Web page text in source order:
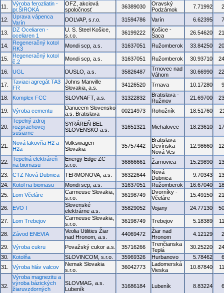
11.
Výroba ferozliatin -
pr.ŠIROKÁ
OFZ, akciová
spoločnosť
36389030
Oravský
Podzámok
7.71992
12.
Úprava vápenca
Varín
DOLVAP, s.r.o. 31594786 Varín 6.62395
13.
DZ Oceliaren -
oceliaren 1
U. S. Steel Košice,
s.r.o.
36199222
Košice -
Šaca
26.54620
14.
Regeneračný kotol
RK3
Mondi scp, a.s. 31637051 Ružomberok 33.84250
15.
Regeneračný kotol
č.2
Mondi scp, a.s. 31637051 Ružomberok 30.93710
16. UGL DUSLO, a.s. 35826487
Trnovec nad
Váhom
30.66990
17.
Taviaci agregát TA3
FR
Johns Manville
Slovakia, a.s.
34126520 Trnava 10.17280
18. Komplex FCC SLOVNAFT, a.s. 31322832
Bratislava -
Ružinov
21.69700
19. Výroba cementu
Danucem Slovensko
a.s. Bratislava
00214973 Rohožník 18.51760
20.
Tepelný zdroj
rozprachovej
sušiarne
SYRÁREŇ BEL
SLOVENSKO a.s.
31651321 Michalovce 18.23610
21.
Nová lakovňa H2 a
H2a
Volkswagen
Slovakia
35757442
Bratislava -
Devínska
Nová Ves
12.98660
22.
Tepelná elektráreň
na biomasu
Energy Edge ZC
s.r.o.
36866661 Žarnovica 15.29890
23. CTZ Nová Dubnica TERMONOVA, a.s. 36322644
Nová
Dubnica
9.70343
24.
Kotol na biomasu Mondi scp, a.s. 31637051 Ružomberok 16.67040
25.
Lom Včeláre
Carmeuse Slovakia,
s.r.o.
36198749
Dvorníky -
Včeláre
15.49150
26. EVO I
Slovenské
elektrárne a.s.
35829052 Vojany 24.77130
27. Lom Trebejov
Carmeuse Slovakia,
s.r.o.
36198749 Trebejov 5.18389
28. Závod ENEVIA
Veolia Utilities Žiar
nad Hronom, a.s.
44069472
Žiar nad
Hronom
4.12129
29. Výroba cukru Považský cukor a.s. 35716266
Trenčianska
Teplá
30.25220
30.
Kotolňa SLOVINCOM, s.r.o. 35969326 Hurbanovo 5.78462
31.
Výroba hláv valcov
Nemak Slovakia
s.r.o.
36042773
Ladomerská
Vieska
10.87840
32.
Výroba magnezitu a
výroba bázických
žiaruvzdorných
SLOVMAG, a.s.
Lubeník
31686184 Lubeník 8.83224